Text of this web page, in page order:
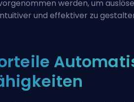
werden, um
und effektiver zu